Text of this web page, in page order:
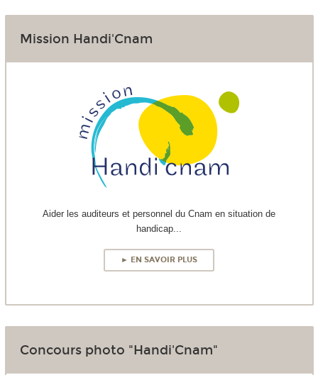
Mission Handi'Cnam
Aider les auditeurs et personnel du Cnam en situation de
handicap...
► EN SAVOIR PLUS
Concours photo "Handi'Cnam"